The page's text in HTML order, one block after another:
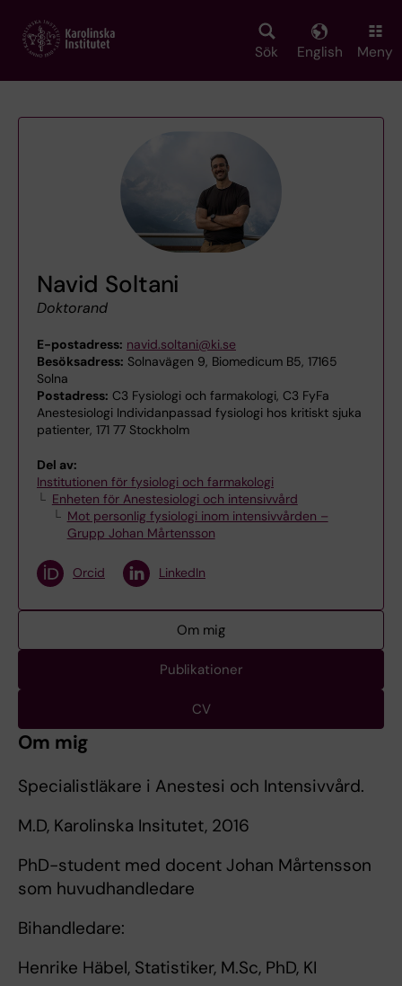
main
Sök English Meny
Navid Soltani
Doktorand
E-postadress: navid.soltani@ki.se
Besöksadress: Solnavägen 9, Biomedicum B5, 17165
Solna
Postadress: C3 Fysiologi och farmakologi, C3 FyFa
Anestesiologi Individanpassad fysiologi hos kritiskt sjuka
patienter, 171 77 Stockholm
Del av:
Institutionen för fysiologi och farmakologi
Enheten för Anestesiologi och intensivvård
Mot personlig fysiologi inom intensivvården –
Grupp Johan Mårtensson
Orcid LinkedIn
Om mig
Publikationer
CV
Om mig
Specialistläkare i Anestesi och Intensivvård.
M.D, Karolinska Insitutet, 2016
PhD-student med docent Johan Mårtensson
som huvudhandledare
Bihandledare:
Henrike Häbel, Statistiker, M.Sc, PhD, KI